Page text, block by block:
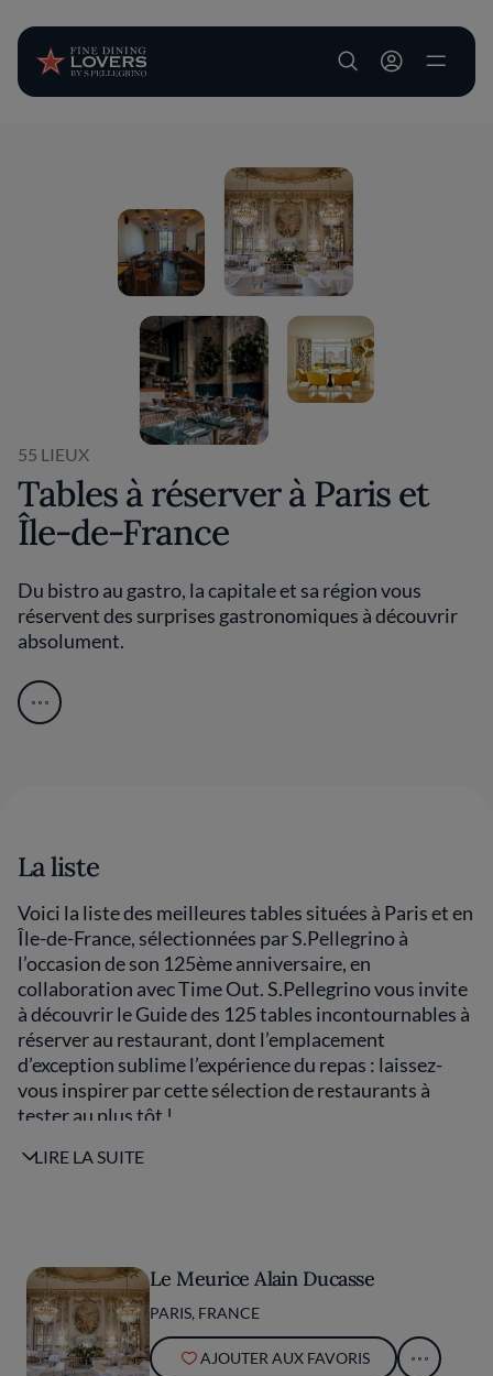
User account
55 LIEUX
Tables à réserver à Paris et
Île-de-France
Du bistro au gastro, la capitale et sa région vous
réservent des surprises gastronomiques à découvrir
absolument.
La liste
Voici la liste des meilleures tables situées à Paris et en
Île-de-France, sélectionnées par S.Pellegrino à
l’occasion de son 125ème anniversaire, en
collaboration avec Time Out. S.Pellegrino vous invite
à découvrir le Guide des 125 tables incontournables à
réserver au restaurant, dont l’emplacement
d’exception sublime l’expérience du repas : laissez-
vous inspirer par cette sélection de restaurants à
tester au plus tôt !
LIRE LA SUITE
Le Meurice Alain Ducasse
PARIS, FRANCE
AJOUTER AUX FAVORIS